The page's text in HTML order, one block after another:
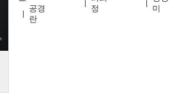
공경
란
정
미